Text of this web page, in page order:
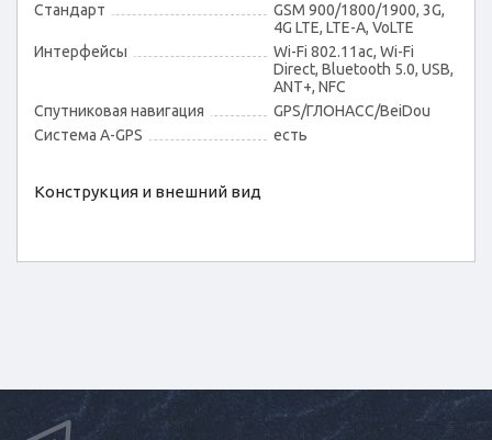
Стандарт
GSM 900/1800/1900, 3G,
4G LTE, LTE-A, VoLTE
Интерфейсы
Wi-Fi 802.11ac, Wi-Fi
Direct, Bluetooth 5.0, USB,
ANT+, NFC
Спутниковая навигация
GPS/ГЛОНАСС/BeiDou
Cистема A-GPS
есть
Конструкция и внешний вид